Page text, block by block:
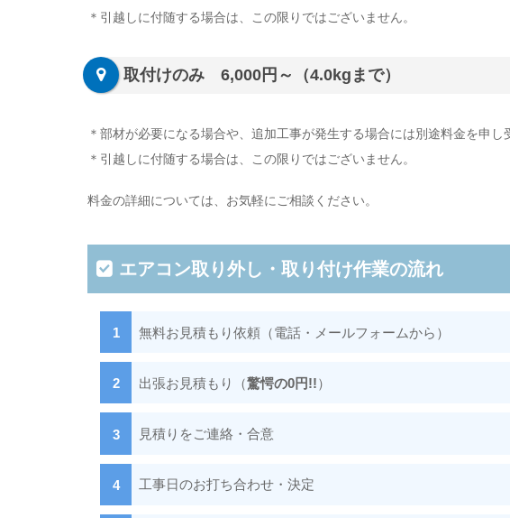
＊引越しに付随する場合は、この限りではございません。
取付けのみ 6,000円～（4.0kgまで）
＊部材が必要になる場合や、追加工事が発生する場合には別途料金を申し
＊引越しに付随する場合は、この限りではございません。
料金の詳細については、お気軽にご相談ください。
エアコン取り外し・取り付け作業の流れ
無料お見積もり依頼（電話・メールフォームから）
出張お見積もり（驚愕の0円!!）
見積りをご連絡・合意
工事日のお打ち合わせ・決定